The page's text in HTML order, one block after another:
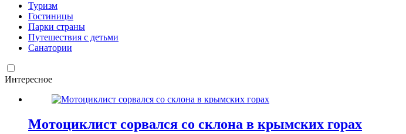
Туризм
Гостиницы
Парки страны
Путешествия с детьми
Санатории
Интересное
Мотоциклист сорвался со склона в крымских горах